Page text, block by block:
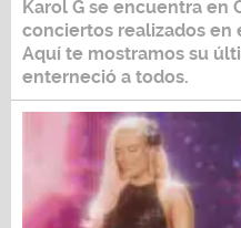
Karol G se encuentra en
conciertos realizados en
Aquí te mostramos su
enterneció a todos.